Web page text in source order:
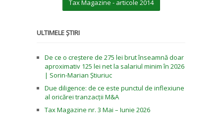
Tax Magazine - articole 2014
ULTIMELE ȘTIRI
De ce o creștere de 275 lei brut înseamnă doar
aproximativ 125 lei net la salariul minim în 2026
| Sorin-Marian Știuriuc
Due diligence: de ce este punctul de inflexiune
al oricărei tranzacții M&A
Tax Magazine nr. 3 Mai – Iunie 2026